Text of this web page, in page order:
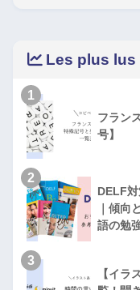
Les plus lus
1
フラン
号】
2
DELF
｜傾向
語の勉
3
【イラ